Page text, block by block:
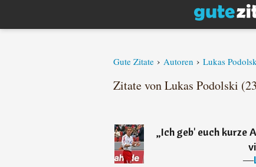
Gute Zitate › Autoren › Lukas
Zitate von Lukas Podolski
„Ich geb' euch kurze
―